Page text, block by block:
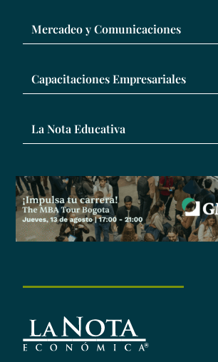
Mercadeo y Comunicaciones
Capacitaciones Empresariales
La Nota Educativa